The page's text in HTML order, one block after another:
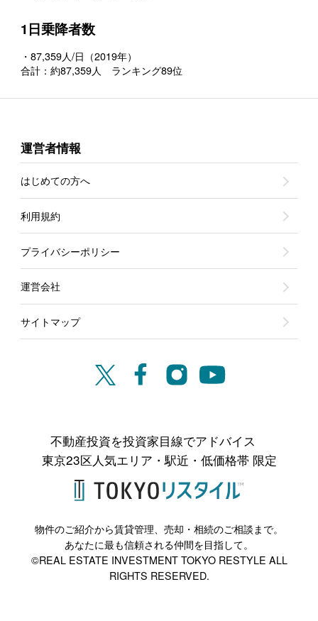
1日乗降者数
・87,359人/日（2019年）
合計：約87,359人 ランキング89位
運営者情報
はじめての方へ
利用規約
プライバシーポリシー
運営会社
サイトマップ
不動産投資を投資家目線でアドバイス
東京23区人気エリア・駅近・低価格帯 限定
物件のご紹介から賃貸管理、売却・相続のご相談まで。
あなたに最も信頼される仲間を目指して。
©REAL ESTATE INVESTMENT TOKYO RESTYLE ALL
RIGHTS RESERVED.